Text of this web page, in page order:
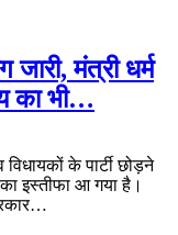
मंत्री धर्म
का भी…
के पार्टी छोड़ने
इस्तीफा आ गया है।